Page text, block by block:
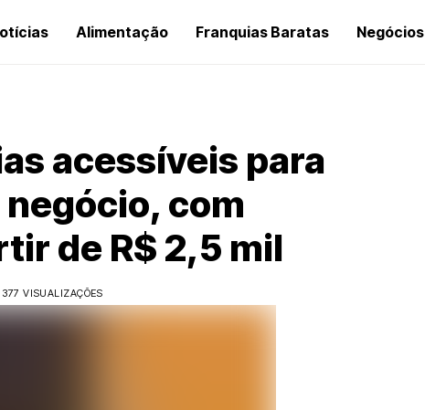
Alimentação Franquias Baratas Negócios
acessíveis para
com
de R$ 2,5 mil
377 VISUALIZAÇÕES